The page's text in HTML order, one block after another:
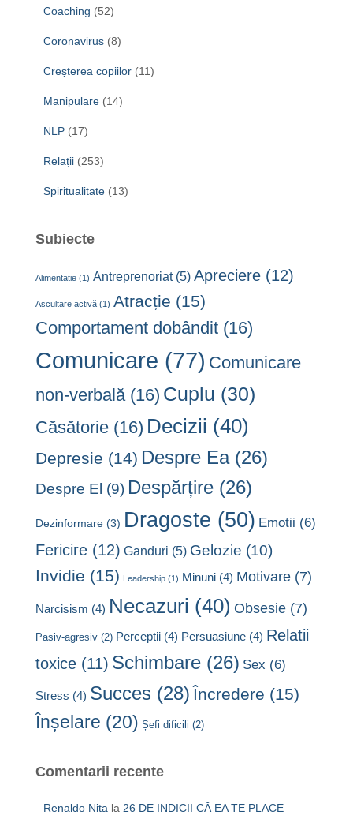
Coaching (52)
Coronavirus (8)
Creșterea copiilor (11)
Manipulare (14)
NLP (17)
Relații (253)
Spiritualitate (13)
Subiecte
Alimentatie (1) Antreprenoriat(5) Apreciere (12)
Ascultare activă (1) Atracție (15)
Comportament dobândit (16)
Comunicare (77) Comunicare
non-verbală (16) Cuplu (30)
Căsătorie (16) Decizii (40)
Depresie (14) Despre Ea(26)
Despre El (9) Despărțire (26)
Dezinformare (3) Dragoste (50) Emotii (6)
Fericire (12) Ganduri (5) Gelozie (10)
Invidie (15) Leadership (1) Minuni (4) Motivare (7)
Narcisism (4) Necazuri (40) Obsesie (7)
Pasiv-agresiv (2) Perceptii (4) Persuasiune (4) Relatii
toxice (11) Schimbare (26) Sex (6)
Stress (4) Succes (28) Încredere (15)
Înșelare (20) Șefi dificili (2)
Comentarii recente
Renaldo Nita la 26 DE INDICII CĂ EA TE PLACE